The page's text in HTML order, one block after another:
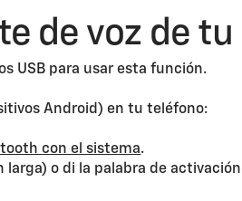
de voz de
USB para usar esta función.
Android) en tu teléfono:
con el sistema.
o di la palabra de